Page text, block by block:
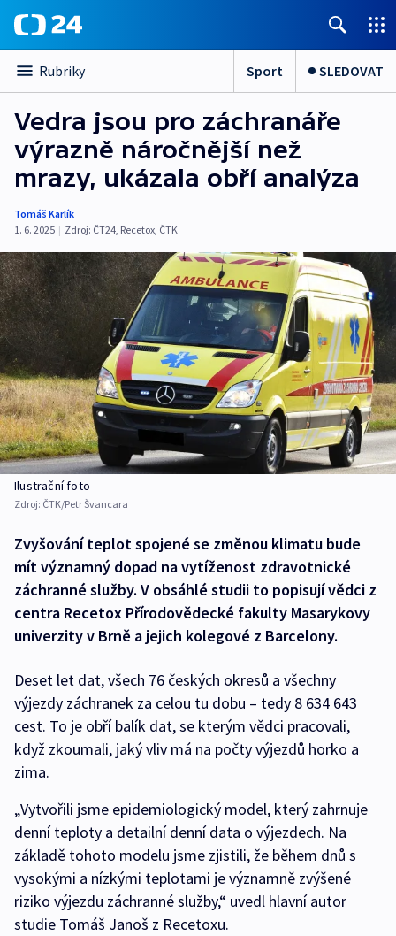
Rubriky Sport SLEDOVAT
Vedra jsou pro záchranáře
výrazně náročnější než
mrazy, ukázala obří analýza
Tomáš Karlík
1. 6. 2025 | Zdroj: ČT24, Recetox, ČTK
Ilustrační foto
Zdroj: ČTK/Petr Švancara
Zvyšování teplot spojené se změnou klimatu bude
mít významný dopad na vytíženost zdravotnické
záchranné služby. V obsáhlé studii to popisují vědci z
centra Recetox Přírodovědecké fakulty Masarykovy
univerzity v Brně a jejich kolegové z Barcelony.
Deset let dat, všech 76 českých okresů a všechny
výjezdy záchranek za celou tu dobu – tedy 8 634 643
cest. To je obří balík dat, se kterým vědci pracovali,
když zkoumali, jaký vliv má na počty výjezdů horko a
zima.
„Vytvořili jsme epidemiologický model, který zahrnuje
denní teploty a detailní denní data o výjezdech. Na
základě tohoto modelu jsme zjistili, že během dnů s
vysokými a nízkými teplotami je významně zvýšené
riziko výjezdu záchranné služby,“ uvedl hlavní autor
studie Tomáš Janoš z Recetoxu.